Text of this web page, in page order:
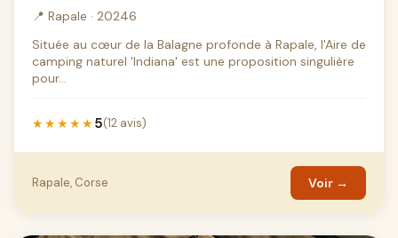
📍 Rapale · 20246
Située au cœur de la Balagne profonde à Rapale, l'Aire de
camping naturel 'Indiana' est une proposition singulière
pour...
★★★★★5(12 avis)
Rapale, Corse Voir →